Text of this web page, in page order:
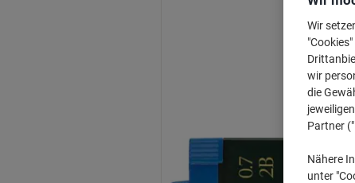
Wir
wir
die
Partner
Nähere
unter